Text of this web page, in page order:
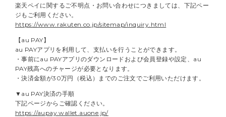
楽天ペイに関するご不明点・お問い合わせにつきましては、下記ペー
ジもご利用ください。
https://www.rakuten.co.jp/sitemap/inquiry.html
【au PAY】
au PAYアプリを利用して、支払いを行うことができます。
・事前にau PAYアプリのダウンロードおよび会員登録や設定、au
PAY残高へのチャージが必要となります。
・決済金額が30万円（税込）までのご注文でご利用いただけます。
▼au PAY決済の手順
下記ページからご確認ください。
https://aupay.wallet.auone.jp/